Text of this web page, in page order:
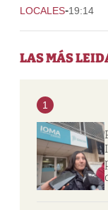
LOCALES-19:14
LAS MÁS
1